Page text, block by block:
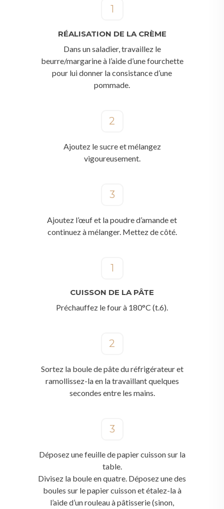
1
RÉALISATION DE LA CRÈME
Dans un saladier, travaillez le
beurre/margarine à l’aide d’une fourchette
pour lui donner la consistance d’une
pommade.
2
Ajoutez le sucre et mélangez
vigoureusement.
3
Ajoutez l’œuf et la poudre d’amande et
continuez à mélanger. Mettez de côté.
1
CUISSON DE LA PÂTE
Préchauffez le four à 180°C (t.6).
2
Sortez la boule de pâte du réfrigérateur et
ramollissez-la en la travaillant quelques
secondes entre les mains.
3
Déposez une feuille de papier cuisson sur la
table.
Divisez la boule en quatre. Déposez une des
boules sur le papier cuisson et étalez-la à
l’aide d’un rouleau à pâtisserie (sinon,